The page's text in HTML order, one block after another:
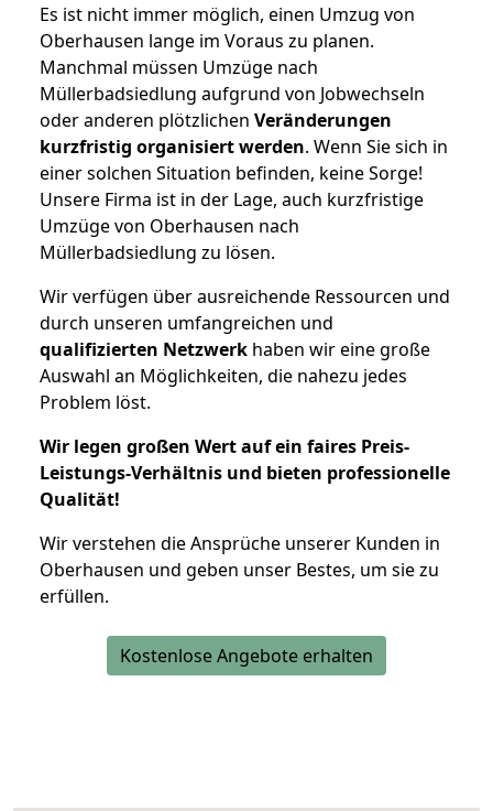
Es ist nicht immer möglich, einen Umzug von
Oberhausen lange im Voraus zu planen.
Manchmal müssen Umzüge nach
Müllerbadsiedlung aufgrund von Jobwechseln
oder anderen plötzlichen Veränderungen
kurzfristig organisiert werden. Wenn Sie sich in
einer solchen Situation befinden, keine Sorge!
Unsere Firma ist in der Lage, auch kurzfristige
Umzüge von Oberhausen nach
Müllerbadsiedlung zu lösen.
Wir verfügen über ausreichende Ressourcen und
durch unseren umfangreichen und
qualifizierten Netzwerk haben wir eine große
Auswahl an Möglichkeiten, die nahezu jedes
Problem löst.
Wir legen großen Wert auf ein faires Preis-
Leistungs-Verhältnis und bieten professionelle
Qualität!
Wir verstehen die Ansprüche unserer Kunden in
Oberhausen und geben unser Bestes, um sie zu
erfüllen.
Kostenlose Angebote erhalten